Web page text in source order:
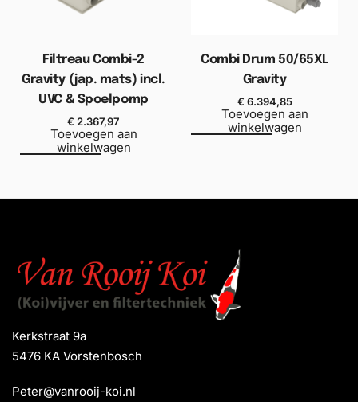
Filtreau Combi-2
Gravity (jap. mats) incl.
UVC & Spoelpomp
€ 2.367,97
Toevoegen aan
winkelwagen
Combi Drum 50/65XL
Gravity
€ 6.394,85
Toevoegen aan
winkelwagen
Kerkstraat 9a
5476 KA Vorstenbosch
Peter@vanrooij-koi.nl